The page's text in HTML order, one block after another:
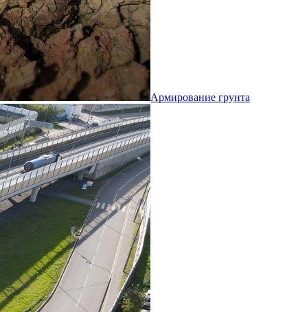
Армирование грунта